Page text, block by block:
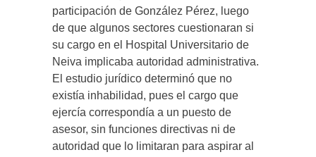
participación de González Pérez, luego
de que algunos sectores cuestionaran si
su cargo en el Hospital Universitario de
Neiva implicaba autoridad administrativa.
El estudio jurídico determinó que no
existía inhabilidad, pues el cargo que
ejercía correspondía a un puesto de
asesor, sin funciones directivas ni de
autoridad que lo limitaran para aspirar al